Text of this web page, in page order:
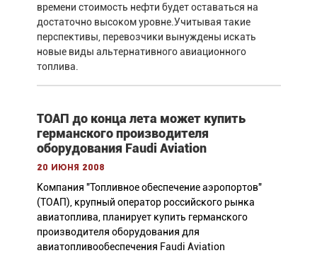
времени стоимость нефти будет оставаться на
достаточно высоком уровне.Учитывая такие
перспективы, перевозчики вынуждены искать
новые виды альтернативного авиационного
топлива.
ТОАП до конца лета может купить
германского производителя
оборудования Faudi Aviation
20 июня 2008
Компания "Топливное обеспечение аэропортов"
(ТОАП), крупный оператор российского рынка
авиатоплива, планирует купить германского
производителя оборудования для
авиатопливообеспечения Faudi Aviation